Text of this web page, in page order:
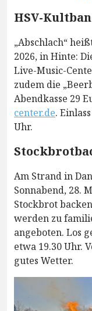
HSV-
„Abschlach“
2026, in Hinte:
Live-Music-
zudem die
Abendkasse 29
center.de.
Uhr.
Am Strand in
Sonnabend, 28.
Stockbrot
werden zu
angeboten. Los
etwa 19.30 Uhr.
gutes Wetter.